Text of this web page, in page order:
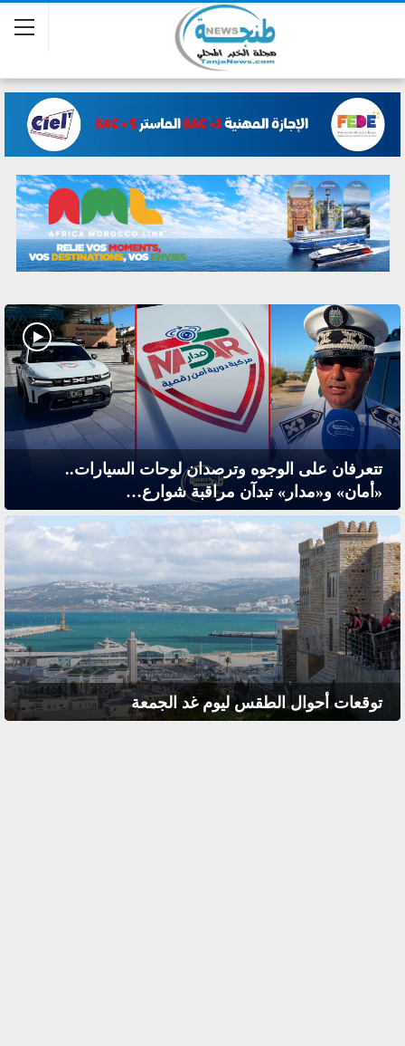
تتعرفان على الوجوه وترصدان لوحات السيارات..
«أمان» و«مدار» تبدآن مراقبة شوارع…
توقعات أحوال الطقس ليوم غد الجمعة